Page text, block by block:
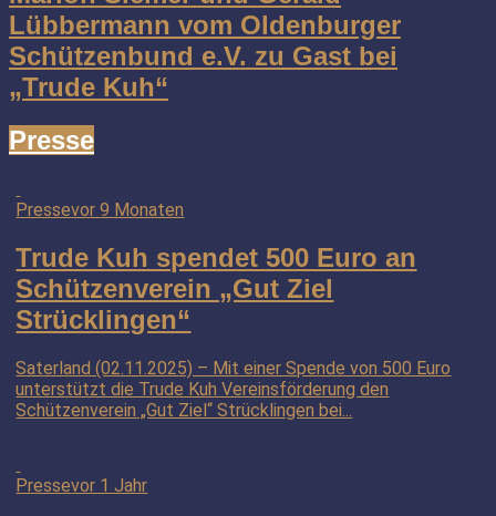
Lübbermann vom Oldenburger
Schützenbund e.V. zu Gast bei
„Trude Kuh“
Presse
Pressevor 9 Monaten
Trude Kuh spendet 500 Euro an
Schützenverein „Gut Ziel
Strücklingen“
Saterland (02.11.2025) – Mit einer Spende von 500 Euro
unterstützt die Trude Kuh Vereinsförderung den
Schützenverein „Gut Ziel“ Strücklingen bei...
Pressevor 1 Jahr